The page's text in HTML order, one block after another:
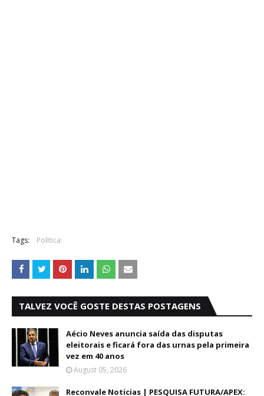
Tags: Politica:
TALVEZ VOCÊ GOSTE DESTAS POSTAGENS
Aécio Neves anuncia saída das disputas
eleitorais e ficará fora das urnas pela primeira
vez em 40 anos
August 05, 2026
Reconvale Noticias | PESQUISA FUTURA/APEX: